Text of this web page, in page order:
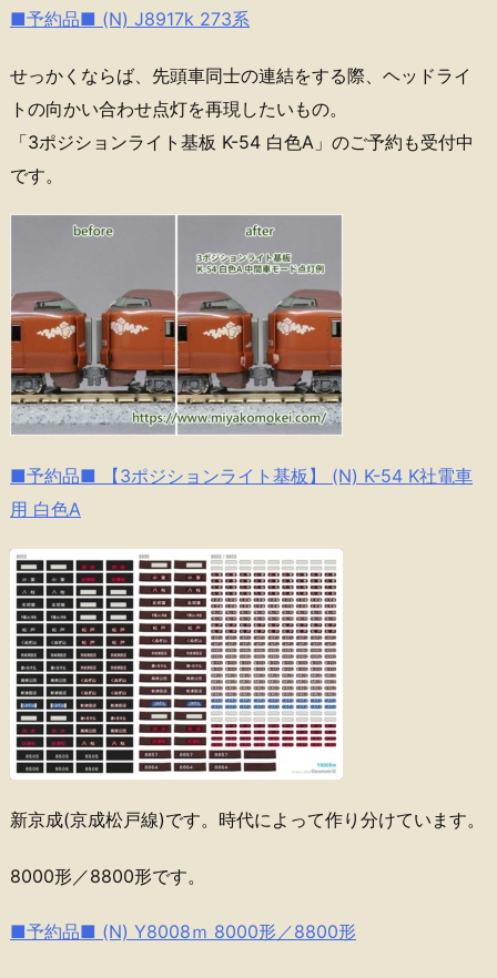
■予約品■ (N) J8917k 273系
せっかくならば、先頭車同士の連結をする際、ヘッドライ
トの向かい合わせ点灯を再現したいもの。
「3ポジションライト基板 K-54 白色A」のご予約も受付中
です。
■予約品■ 【3ポジションライト基板】 (N) K-54 K社電車
用 白色A
新京成(京成松戸線)です。時代によって作り分けています。
8000形／8800形です。
■予約品■ (N) Y8008ｍ 8000形／8800形